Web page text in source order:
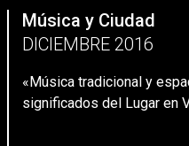
»Planeo Academia
Música y Ciudad
DICIEMBRE 2016
«Música tradicional y
significados del Lugar en